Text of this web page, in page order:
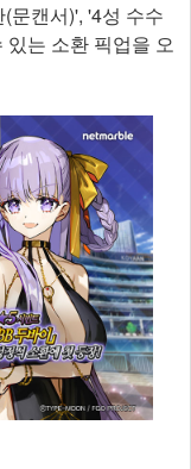
문캔서)', '4성 수수
는 소환 픽업을 오